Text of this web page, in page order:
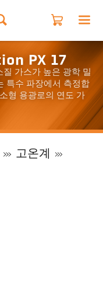
PX 17
가스가 높은 광학 밀
특수 파장에서 측정합
형 용광로의 연도 가
고온계